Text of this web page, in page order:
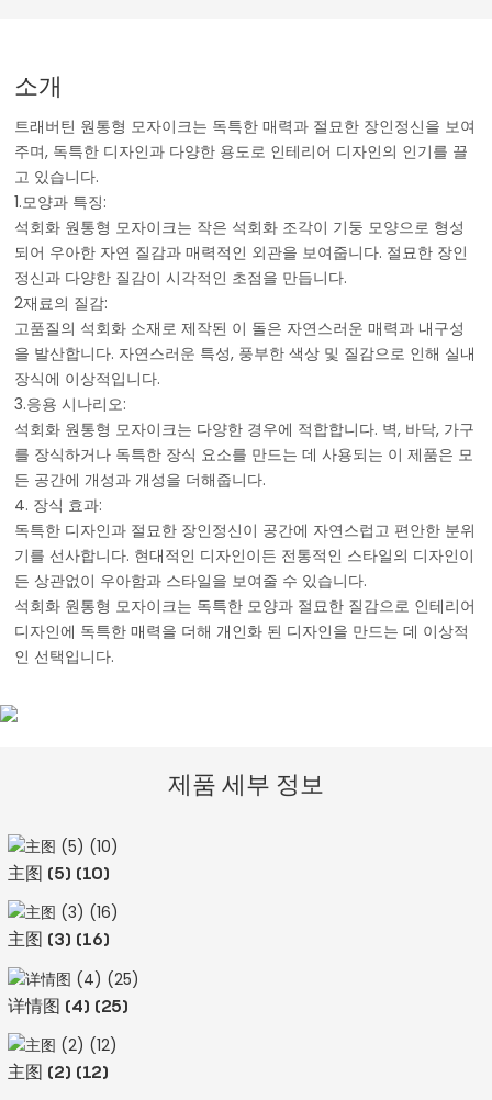
소개
트래버틴 원통형 모자이크는 독특한 매력과 절묘한 장인정신을 보여
주며, 독특한 디자인과 다양한 용도로 인테리어 디자인의 인기를 끌
고 있습니다.
1.모양과 특징:
석회화 원통형 모자이크는 작은 석회화 조각이 기둥 모양으로 형성
되어 우아한 자연 질감과 매력적인 외관을 보여줍니다. 절묘한 장인
정신과 다양한 질감이 시각적인 초점을 만듭니다.
2재료의 질감:
고품질의 석회화 소재로 제작된 이 돌은 자연스러운 매력과 내구성
을 발산합니다. 자연스러운 특성, 풍부한 색상 및 질감으로 인해 실내
장식에 이상적입니다.
3.응용 시나리오:
석회화 원통형 모자이크는 다양한 경우에 적합합니다. 벽, 바닥, 가구
를 장식하거나 독특한 장식 요소를 만드는 데 사용되는 이 제품은 모
든 공간에 개성과 개성을 더해줍니다.
4. 장식 효과:
독특한 디자인과 절묘한 장인정신이 공간에 자연스럽고 편안한 분위
기를 선사합니다. 현대적인 디자인이든 전통적인 스타일의 디자인이
든 상관없이 우아함과 스타일을 보여줄 수 있습니다.
석회화 원통형 모자이크는 독특한 모양과 절묘한 질감으로 인테리어
디자인에 독특한 매력을 더해 개인화 된 디자인을 만드는 데 이상적
인 선택입니다.
제품 세부 정보
主图 (5) (10)
主图 (3) (16)
详情图 (4) (25)
主图 (2) (12)